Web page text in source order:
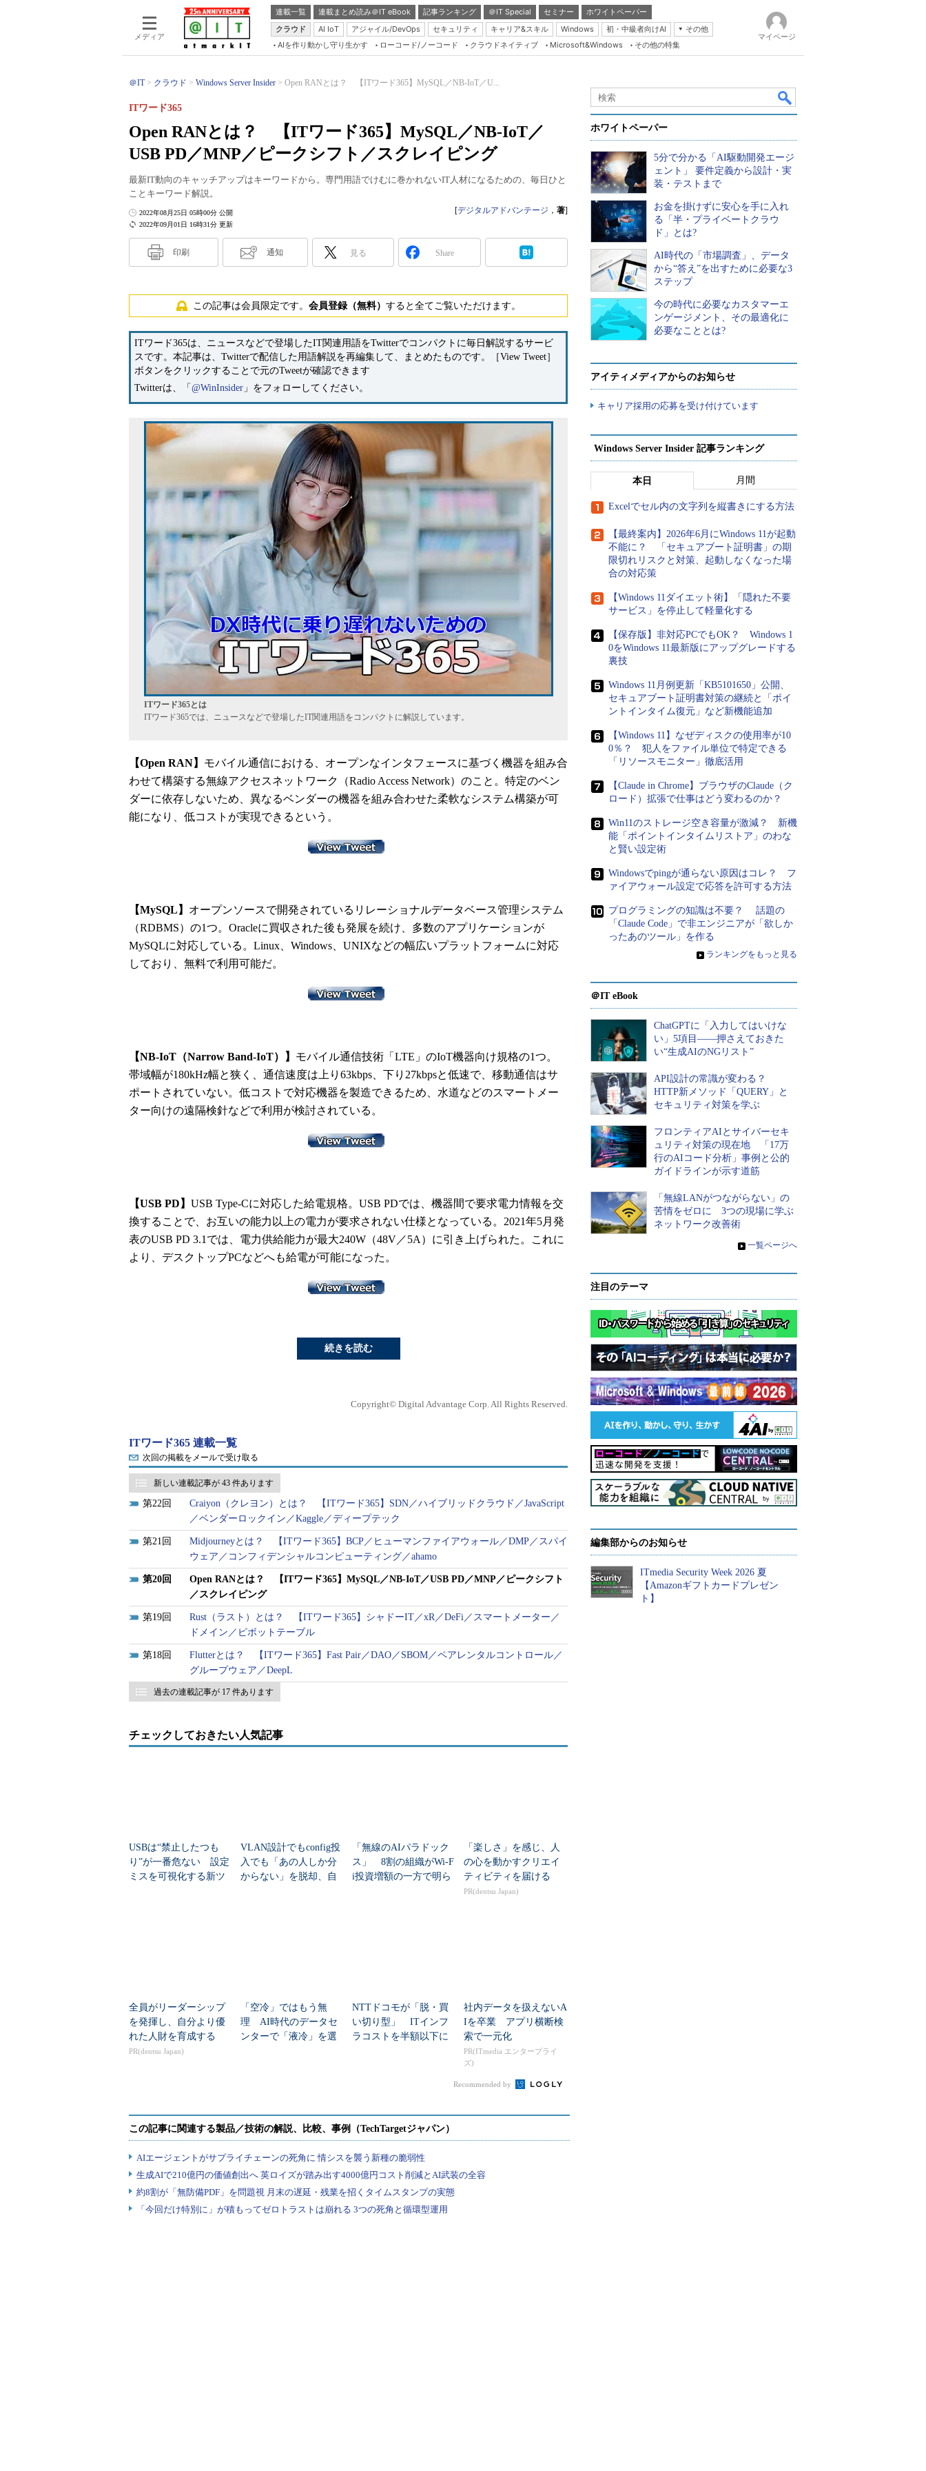
メディア
連載一覧 連載まとめ読み＠IT eBook 記事ランキング ＠IT Special セミナー
ホワイトペーパー
クラウド
AI IoT アジャイル/DevOps セキュリティ キャリア&スキル Windows 初・中級者向けAI
その他
Server & Storage
Database Expert
Linux ＆ OSS
Master of IP Network
Security & Trust
ブログ
AIを作り動かし守り生かす ローコード/ノーコード クラウドネイティブ Microsoft&Windows その他の特集
マイページ
＠IT クラウド Windows Server Insider Open RANとは？ 【ITワード365】MySQL／NB-IoT／U...
Open RANとは？ 【ITワード365】MySQL／NB-IoT／
USB PD／MNP／ピークシフト／スクレイピング
ITワード365
最新IT動向のキャッチアップはキーワードから。専門用語でけむに巻かれないIT人材になるための、毎日ひと
ことキーワード解説。
2022年09月01日 16時31分 更新
2022年08月25日 05時00分 公開 [デジタルアドバンテージ ， 著]
印刷 通知 見る Share
この記事は会員限定です。 会員登録（無料） すると全てご覧いただけます。
ITワード365は、ニュースなどで登場したIT関連用語をTwitterでコンパクトに毎日解説するサービ
スです。本記事は、Twitterで配信した用語解説を再編集して、まとめたものです。［View Tweet］
ボタンをクリックすることで元のTweetが確認できます
Twitterは、「 @WinInsider 」をフォローしてください。
ITワード365とは
ITワード365では、ニュースなどで登場したIT関連用語をコンパクトに解説しています。
【Open RAN】 モバイル通信における、オープンなインタフェースに基づく機器を組み合
わせて構築する無線アクセスネットワーク（Radio Access Network）のこと。特定のベン
ダーに依存しないため、異なるベンダーの機器を組み合わせた柔軟なシステム構築が可
能になり、低コストが実現できるという。
【MySQL】 オープンソースで開発されているリレーショナルデータベース管理システム
（RDBMS）の1つ。Oracleに買収された後も発展を続け、多数のアプリケーションが
MySQLに対応している。Linux、Windows、UNIXなどの幅広いプラットフォームに対応
しており、無料で利用可能だ。
【NB-IoT（Narrow Band-IoT）】 モバイル通信技術「LTE」のIoT機器向け規格の1つ。
帯域幅が180kHz幅と狭く、通信速度は上り63kbps、下り27kbpsと低速で、移動通信はサ
ポートされていない。低コストで対応機器を製造できるため、水道などのスマートメー
ター向けの遠隔検針などで利用が検討されている。
【USB PD】 USB Type-Cに対応した給電規格。USB PDでは、機器間で要求電力情報を交
換することで、お互いの能力以上の電力が要求されない仕様となっている。2021年5月発
表のUSB PD 3.1では、電力供給能力が最大240W（48V／5A）に引き上げられた。これに
より、デスクトップPCなどへも給電が可能になった。
続きを読む
Copyright© Digital Advantage Corp. All Rights Reserved.
ITワード365 連載一覧
次回の掲載をメールで受け取る
新しい連載記事が 43 件あります
22
Craiyon（クレヨン）とは？ 【ITワード365】SDN／ハイブリッドクラウド／JavaScript
／ベンダーロックイン／Kaggle／ディープテック
21
Midjourneyとは？ 【ITワード365】BCP／ヒューマンファイアウォール／DMP／スパイ
ウェア／コンフィデンシャルコンピューティング／ahamo
20
Open RANとは？ 【ITワード365】MySQL／NB-IoT／USB PD／MNP／ピークシフト
／スクレイピング
19
Rust（ラスト）とは？ 【ITワード365】シャドーIT／xR／DeFi／スマートメーター／
ドメイン／ピボットテーブル
18
Flutterとは？ 【ITワード365】Fast Pair／DAO／SBOM／ペアレンタルコントロール／
グループウェア／DeepL
過去の連載記事が 17 件あります
チェックしておきたい人気記事
USBは“禁止したつも
り”が一番危ない 設定
ミスを可視化する新ツ
VLAN設計でもconfig投
入でも「あの人しか分
からない」を脱却、自
「無線のAIパラドック
ス」 8割の組織がWi-F
i投資増額の一方で明ら
「楽しさ」を感じ、人
の心を動かすクリエイ
ティビティを届ける
PR(dentsu Japan)
全員がリーダーシップ
を発揮し、自分より優
れた人財を育成する
PR(dentsu Japan)
「空冷」ではもう無
理 AI時代のデータセ
ンターで「液冷」を選
NTTドコモが「脱・買
い切り型」 ITインフ
ラコストを半額以下に
社内データを扱えないA
Iを卒業 アプリ横断検
索で一元化
PR(ITmedia エンタープライ
ズ)
Recommended by
ホワイトペーパー
5分で分かる「AI駆動開発エージ
ェント」 要件定義から設計・実
装・テストまで
お金を掛けずに安心を手に入れ
る「半・プライベートクラウ
ド」とは?
AI時代の「市場調査」、データ
から“答え”を出すために必要な3
ステップ
今の時代に必要なカスタマーエ
ンゲージメント、その最適化に
必要なこととは?
アイティメディアからのお知らせ
キャリア採用の応募を受け付けています
Windows Server Insider 記事ランキング
本日 月間
Excelでセル内の文字列を縦書きにする方法
【最終案内】2026年6月にWindows 11が起動
不能に？ 「セキュアブート証明書」の期
限切れリスクと対策、起動しなくなった場
合の対応策
【Windows 11ダイエット術】「隠れた不要
サービス」を停止して軽量化する
【保存版】非対応PCでもOK？ Windows 1
0をWindows 11最新版にアップグレードする
裏技
Windows 11月例更新「KB5101650」公開、
セキュアブート証明書対策の継続と「ポイ
ントインタイム復元」など新機能追加
【Windows 11】なぜディスクの使用率が10
0％？ 犯人をファイル単位で特定できる
「リソースモニター」徹底活用
【Claude in Chrome】ブラウザのClaude（ク
ロード）拡張で仕事はどう変わるのか？
Win11のストレージ空き容量が激減？ 新機
能「ポイントインタイムリストア」のわな
と賢い設定術
Windowsでpingが通らない原因はコレ？ フ
ァイアウォール設定で応答を許可する方法
プログラミングの知識は不要？ 話題の
「Claude Code」で非エンジニアが「欲しか
ったあのツール」を作る
» ランキングをもっと見る
＠IT eBook
ChatGPTに「入力してはいけな
い」5項目――押さえておきた
い“生成AIのNGリスト”
API設計の常識が変わる？
HTTP新メソッド「QUERY」と
セキュリティ対策を学ぶ
フロンティアAIとサイバーセキ
ュリティ対策の現在地 「17万
行のAIコード分析」事例と公的
ガイドラインが示す道筋
「無線LANがつながらない」の
苦情をゼロに 3つの現場に学ぶ
ネットワーク改善術
» 一覧ページへ
注目のテーマ
編集部からのお知らせ
ITmedia Security Week 2026 夏
【Amazonギフトカードプレゼン
ト】